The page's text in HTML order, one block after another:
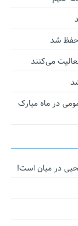
در ماه مبارک
در میان است!